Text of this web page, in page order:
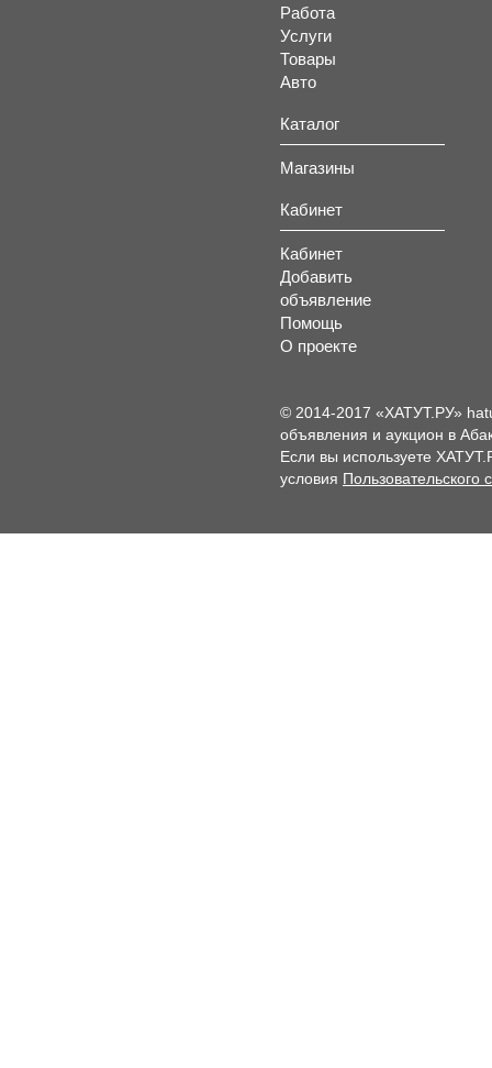
Работа
Услуги
Товары
Авто
Каталог
Магазины
Кабинет
Кабинет
Добавить
объявление
Помощь
О проекте
© 2014-2017 «ХАТУТ.РУ»
объявления и аукцион в
Если вы используете
условия Пользовательского